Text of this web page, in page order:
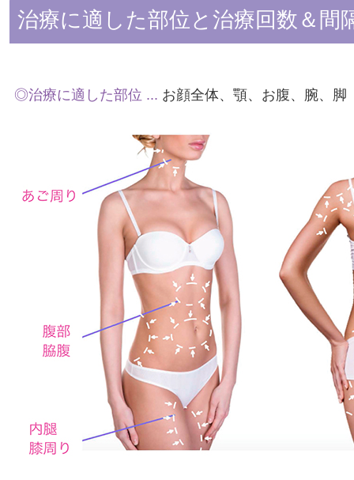
治療に適した部位と治療回数＆間
◎治療に適した部位 ... お顔全体、顎、お腹、腕、脚